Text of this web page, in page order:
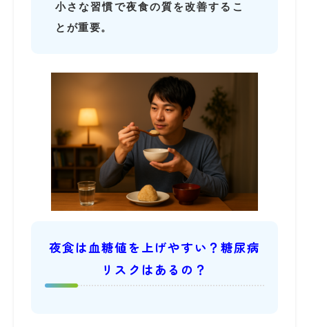
小さな習慣で夜食の質を改善するこ
とが重要。
夜食は血糖値を上げやすい？糖尿病
リスクはあるの？